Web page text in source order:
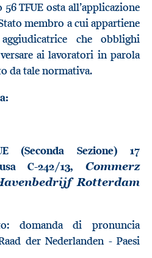
TFUE osta all’applicazione
membro a cui appartiene
che obblighi
ai lavoratori in parola
da tale normativa.
(Seconda Sezione) 17
C-242/13, Commerz
Rotterdam
domanda di pronuncia
der Nederlanden - Paesi